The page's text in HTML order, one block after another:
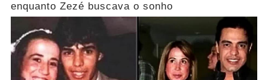
enquanto Zezé buscava o sonho